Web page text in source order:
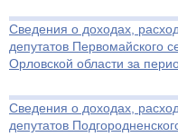
Сведения о доходах,
депутатов Первомайского
Орловской области за
Сведения о доходах,
депутатов